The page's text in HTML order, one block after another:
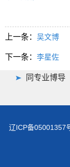
上一条：吴文博
下一条：李星佐
同专业博导
辽ICP备05001357